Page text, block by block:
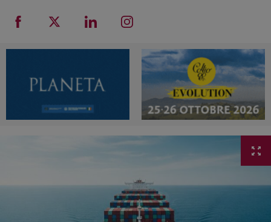
DICONO DI NOI